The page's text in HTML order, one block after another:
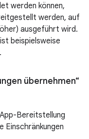
werden können,
werden, auf
ausgeführt wird.
beispielsweise
übernehmen“
Bereitstellung
Einschränkungen